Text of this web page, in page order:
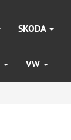
SKODA
VW